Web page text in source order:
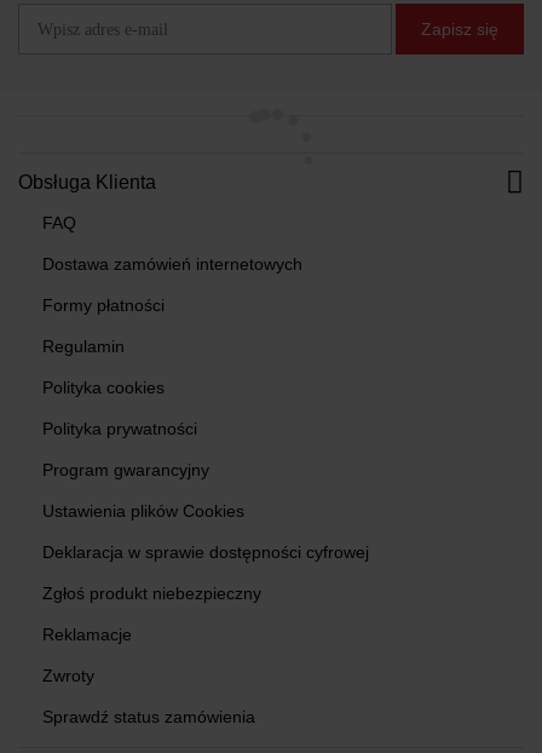
Zapisz się
Obsługa Klienta
FAQ
Dostawa zamówień internetowych
Formy płatności
Regulamin
Polityka cookies
Polityka prywatności
Program gwarancyjny
Ustawienia plików Cookies
Deklaracja w sprawie dostępności cyfrowej
Zgłoś produkt niebezpieczny
Reklamacje
Zwroty
Sprawdź status zamówienia